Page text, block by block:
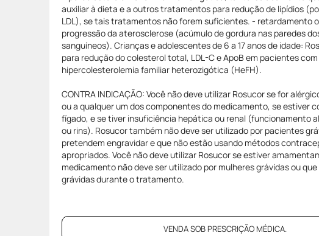
auxiliar à dieta e a outros tratamentos para redução de lipídios
LDL), se tais tratamentos não forem suficientes. - retardamento
progressão da aterosclerose (acúmulo de gordura nas paredes
sanguíneos). Crianças e adolescentes de 6 a 17 anos de idade:
para redução do colesterol total, LDL-C e ApoB em pacientes com
hipercolesterolemia familiar heterozigótica (HeFH).
CONTRA INDICAÇÃO: Você não deve utilizar Rosucor se for
ou a qualquer um dos componentes do medicamento, se estiver
fígado, e se tiver insuficiência hepática ou renal (funcionamento
ou rins). Rosucor também não deve ser utilizado por pacientes
pretendem engravidar e que não estão usando métodos
apropriados. Você não deve utilizar Rosucor se estiver
medicamento não deve ser utilizado por mulheres grávidas ou
grávidas durante o tratamento.
VENDA SOB PRESCRIÇÃO MÉDICA.